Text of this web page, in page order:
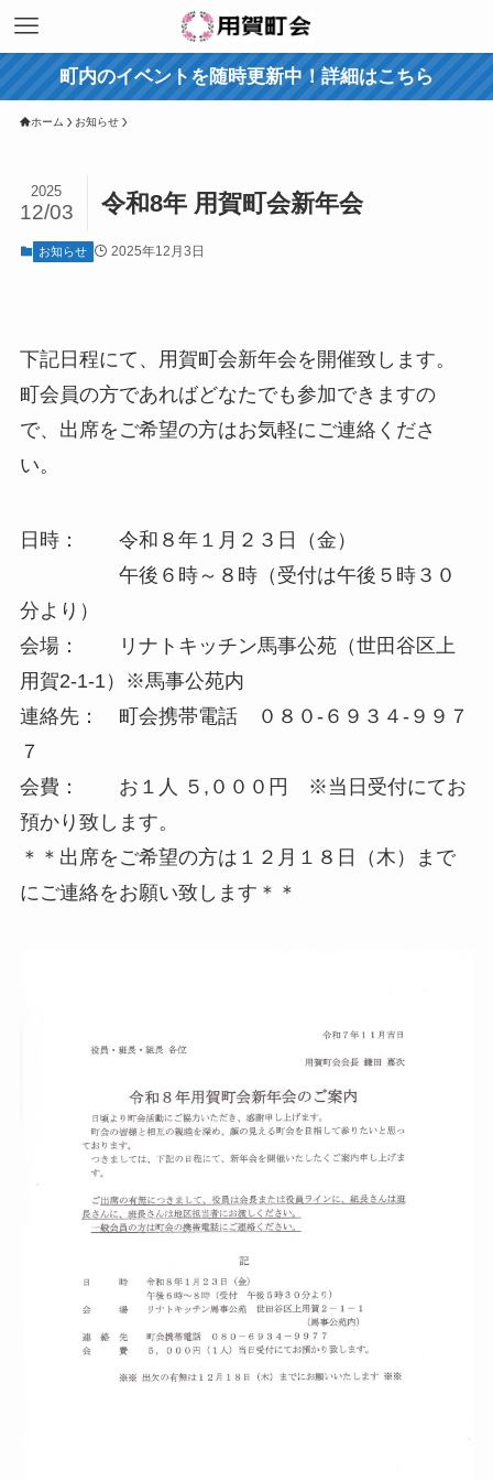
町内のイベントを随時更新中！詳細はこちら
ホーム お知らせ
令和8年 用賀町会新年会
2025
12/03
お知らせ 2025年12月3日
下記日程にて、用賀町会新年会を開催致します。
町会員の方であればどなたでも参加できますの
で、出席をご希望の方はお気軽にご連絡くださ
い。
日時： 令和８年１月２３日（金）
午後６時～８時（受付は午後５時３０
分より）
会場： リナトキッチン馬事公苑（世田谷区上
用賀2-1-1）※馬事公苑内
連絡先： 町会携帯電話 ０８０-６９３４-９９７
７
会費： お１人 ５,０００円 ※当日受付にてお
預かり致します。
＊＊出席をご希望の方は１２月１８日（木）まで
にご連絡をお願い致します＊＊